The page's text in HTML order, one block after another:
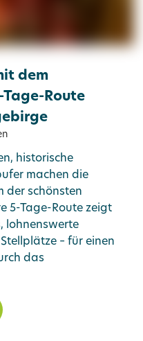
dem
Route
historische
machen die
der schönsten
5-Tage-Route zeigt
lohnenswerte
– für einen
das